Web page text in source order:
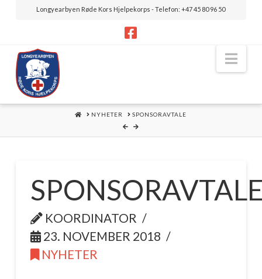
Longyearbyen Røde Kors Hjelpekorps - Telefon: +47 45 80 96 50
HOME
NYHETER SPONSORAVTALE
KOORDINATOR
23. NOVEMBER 2018
NYHETER